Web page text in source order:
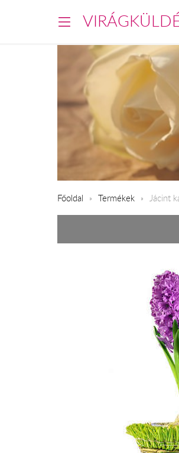
Főoldal Termékek Jácint